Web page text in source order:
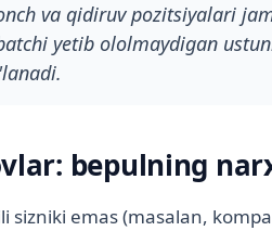
va qidiruv pozitsiyalari
yetib ololmaydigan
bepulning
sizniki emas (masalan,